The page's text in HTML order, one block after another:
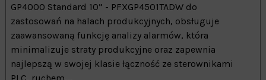
GP4000 Standard 10” - PFXGP4501TADW do
zastosowań na halach produkcyjnych, obsługuje
zaawansowaną funkcję analizy alarmów, która
minimalizuje straty produkcyjne oraz zapewnia
najlepszą w swojej klasie łączność ze sterownikami